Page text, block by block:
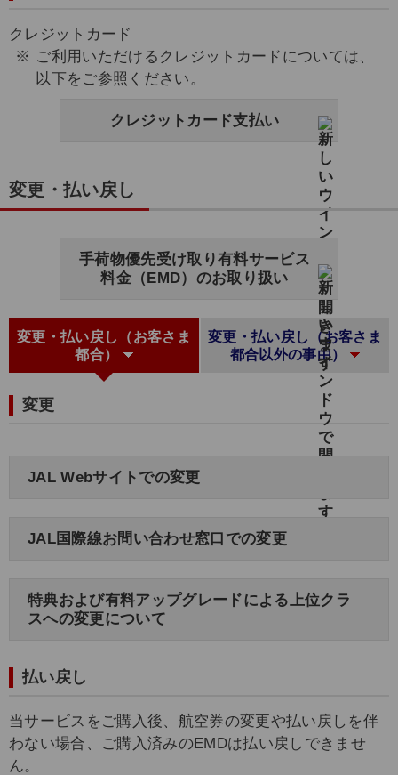
クレジットカード
ご利用いただけるクレジットカードについては、
以下をご参照ください。
クレジットカード支払い
変更・払い戻し
手荷物優先受け取り有料サービス
料金（EMD）のお取り扱い
変更・払い戻し（お客さま
都合）
変更・払い戻し（お客さま
都合以外の事由）
変更
JAL Webサイトでの変更
JAL国際線お問い合わせ窓口での変更
特典および有料アップグレードによる上位クラ
スへの変更について
払い戻し
当サービスをご購入後、航空券の変更や払い戻しを伴
わない場合、ご購入済みのEMDは払い戻しできませ
ん。